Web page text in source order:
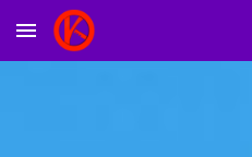
Skip to main content